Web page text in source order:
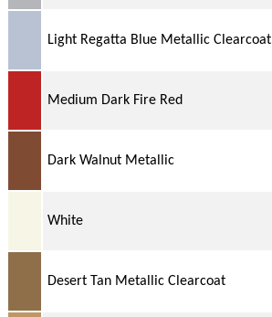
Light Regatta Blue Metallic Clearcoat
Medium Dark Fire Red
Dark Walnut Metallic
White
Desert Tan Metallic Clearcoat